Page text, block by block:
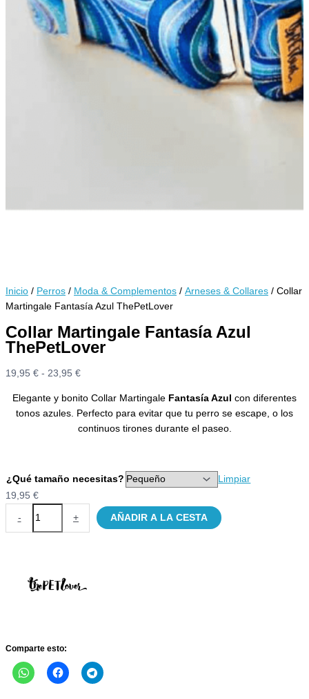
Inicio / Perros / Moda & Complementos / Arneses & Collares / Collar
Martingale Fantasía Azul ThePetLover
Collar Martingale Fantasía Azul
ThePetLover
19,95 € - 23,95 €Rango
precios:
desde
19,95 €
Elegante y bonito Collar Martingale Fantasía Azul con diferentes
tonos azules. Perfecto para evitar que tu perro se escape, o los
continuos tirones durante el paseo.
¿Qué tamaño necesitas?
Limpiar
19,95 €
-
Martingale
cantidad
+ AÑADIR A LA CESTA
Comparte esto: